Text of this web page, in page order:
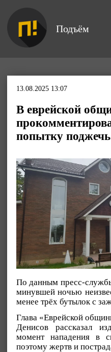
Подъём
13.08.2025 13:07
В еврейской
попытку поджечь
По данным пресс-
минувшей ночью
менее трёх бутылок с
Глава «Еврейской
Денисов рассказал
момент нападения в
поэтому жертв и